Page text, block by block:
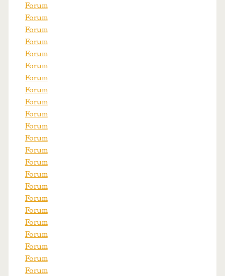
Forum
Forum
Forum
Forum
Forum
Forum
Forum
Forum
Forum
Forum
Forum
Forum
Forum
Forum
Forum
Forum
Forum
Forum
Forum
Forum
Forum
Forum
Forum